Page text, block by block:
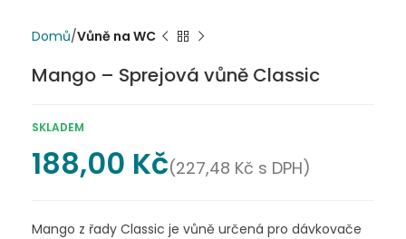
Domů Vůně na WC
Mango – Sprejová vůně Classic
SKLADEM
188,00 Kč(227,48 Kč s DPH)
Mango z řady Classic je vůně určená pro dávkovače